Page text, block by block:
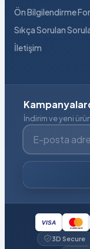
Ön Bilgilendirme
Sıkça Sorulan
İletişim
İndirim ve yeni
E-posta
VISA
mastercard
3D Secure